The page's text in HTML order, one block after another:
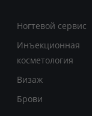
Ногтевой сервис
Инъекционная
косметология
Визаж
Брови